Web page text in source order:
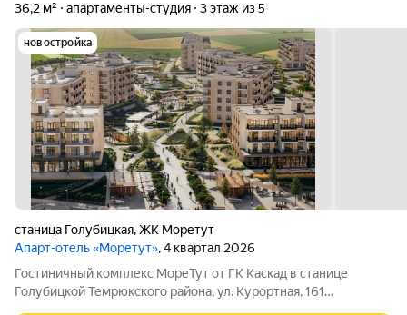
36,2 м²
апартаменты-студия 3 этаж из 5
новостройка
станица Голубицкая,ЖК Моретут
Апарт-отель «Моретут», 4 квартал 2026
Гостиничный комплекс МореТут от ГК Каскад в станице
Голубицкой Темрюкского района, ул. Курортная, 161